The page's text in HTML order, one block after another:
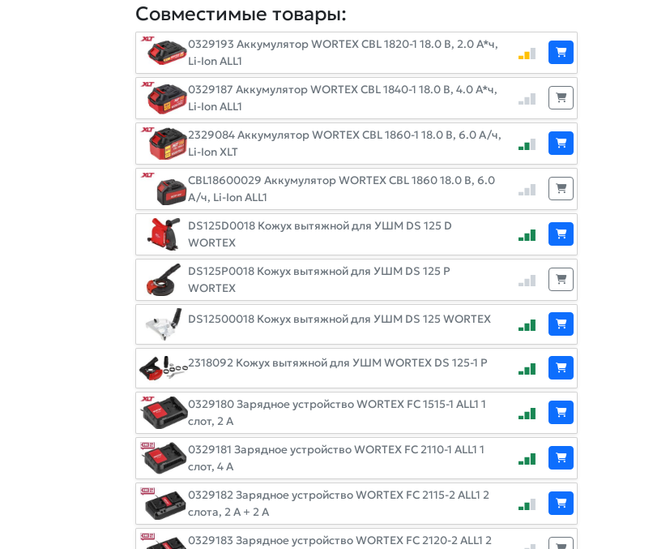
Совместимые товары:
0329193 Аккумулятор WORTEX CBL 1820-1 18.0 В, 2.0 А*ч,
Li-Ion ALL1
0329187 Аккумулятор WORTEX CBL 1840-1 18.0 В, 4.0 А*ч,
Li-Ion ALL1
2329084 Аккумулятор WORTEX CBL 1860-1 18.0 В, 6.0 А/ч,
Li-Ion XLT
CBL18600029 Аккумулятор WORTEX CBL 1860 18.0 В, 6.0
А/ч, Li-Ion ALL1
DS125D0018 Кожух вытяжной для УШМ DS 125 D
WORTEX
DS125P0018 Кожух вытяжной для УШМ DS 125 P
WORTEX
DS12500018 Кожух вытяжной для УШМ DS 125 WORTEX
2318092 Кожух вытяжной для УШМ WORTEX DS 125-1 P
0329180 Зарядное устройство WORTEX FC 1515-1 ALL1 1
слот, 2 А
0329181 Зарядное устройство WORTEX FC 2110-1 ALL1 1
слот, 4 А
0329182 Зарядное устройство WORTEX FC 2115-2 ALL1 2
слота, 2 А + 2 А
0329183 Зарядное устройство WORTEX FC 2120-2 ALL1 2